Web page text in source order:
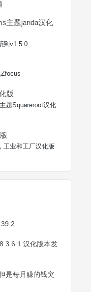
主题jarida汉化
到v1.5.0
版
题Squareroot汉化
工业和工厂汉化版
汉化版本发
是每月赚的钱突